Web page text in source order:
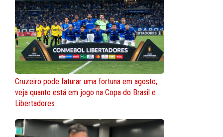
Cruzeiro pode faturar uma fortuna em agosto;
veja quanto está em jogo na Copa do Brasil e
Libertadores